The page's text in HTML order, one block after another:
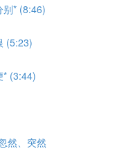
别* (8:46)
(5:23)
* (3:44)
然、突然